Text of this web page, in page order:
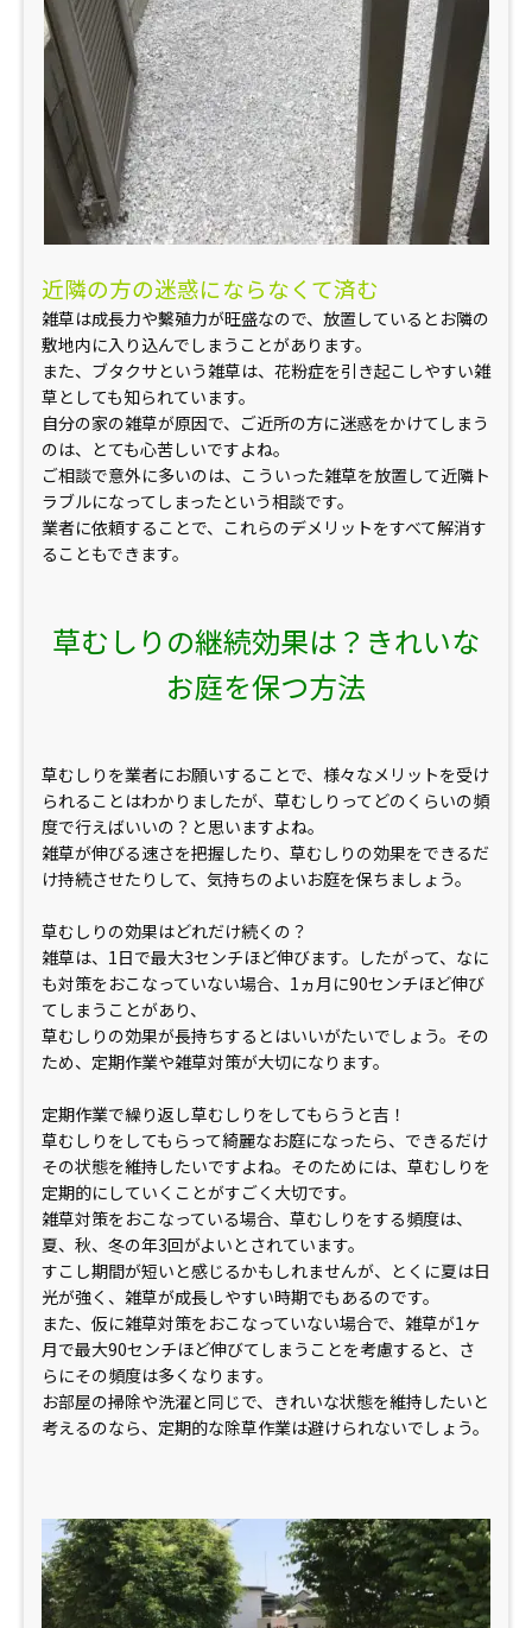
近隣の方の迷惑にならなくて済む
雑草は成長力や繫殖力が旺盛なので、放置しているとお隣の
敷地内に入り込んでしまうことがあります。
また、ブタクサという雑草は、花粉症を引き起こしやすい雑
草としても知られています。
自分の家の雑草が原因で、ご近所の方に迷惑をかけてしまう
のは、とても心苦しいですよね。
ご相談で意外に多いのは、こういった雑草を放置して近隣ト
ラブルになってしまったという相談です。
業者に依頼することで、これらのデメリットをすべて解消す
ることもできます。
草むしりの継続効果は？きれいな
お庭を保つ方法
草むしりを業者にお願いすることで、様々なメリットを受け
られることはわかりましたが、草むしりってどのくらいの頻
度で行えばいいの？と思いますよね。
雑草が伸びる速さを把握したり、草むしりの効果をできるだ
け持続させたりして、気持ちのよいお庭を保ちましょう。
草むしりの効果はどれだけ続くの？
雑草は、1日で最大3センチほど伸びます。したがって、なに
も対策をおこなっていない場合、1ヵ月に90センチほど伸び
てしまうことがあり、
草むしりの効果が長持ちするとはいいがたいでしょう。その
ため、定期作業や雑草対策が大切になります。
定期作業で繰り返し草むしりをしてもらうと吉！
草むしりをしてもらって綺麗なお庭になったら、できるだけ
その状態を維持したいですよね。そのためには、草むしりを
定期的にしていくことがすごく大切です。
雑草対策をおこなっている場合、草むしりをする頻度は、
夏、秋、冬の年3回がよいとされています。
すこし期間が短いと感じるかもしれませんが、とくに夏は日
光が強く、雑草が成長しやすい時期でもあるのです。
また、仮に雑草対策をおこなっていない場合で、雑草が1ヶ
月で最大90センチほど伸びてしまうことを考慮すると、さ
らにその頻度は多くなります。
お部屋の掃除や洗濯と同じで、きれいな状態を維持したいと
考えるのなら、定期的な除草作業は避けられないでしょう。